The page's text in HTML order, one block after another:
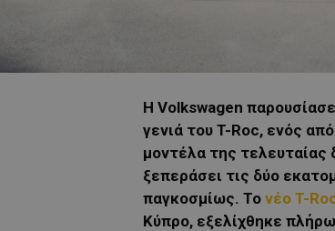
Η Volkswagen
γενιά του T-Roc, ενός
μοντέλα της τελευταίας
ξεπεράσει τις δύο
παγκοσμίως. Το νέο T-
Κύπρο, εξελίχθηκε